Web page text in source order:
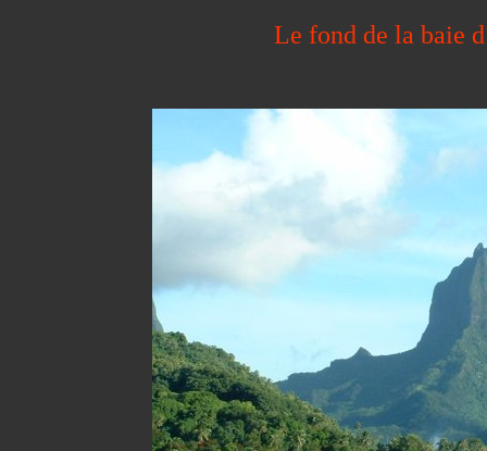
Le fond de la baie